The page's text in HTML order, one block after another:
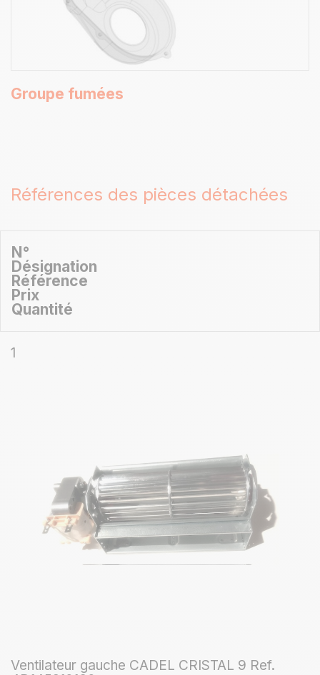
Groupe fumées
Références des pièces détachées
N°
Désignation
Référence
Prix
Quantité
1
Ventilateur gauche CADEL CRISTAL 9 Ref.